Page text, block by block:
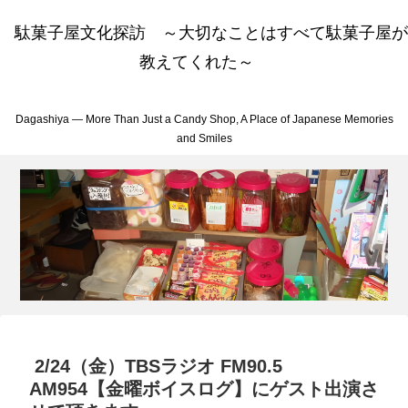
駄菓子屋文化探訪 ～大切なことはすべて駄菓子屋が
教えてくれた～
Dagashiya — More Than Just a Candy Shop, A Place of Japanese Memories
and Smiles
2/24（金）TBSラジオ FM90.5
AM954【金曜ボイスログ】にゲスト出演さ